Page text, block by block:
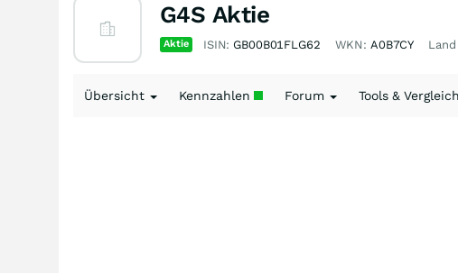
G4S Aktie
Aktie ISIN: GB00B01FLG62 WKN: A0B7CY
Übersicht Kennzahlen Forum Tools &